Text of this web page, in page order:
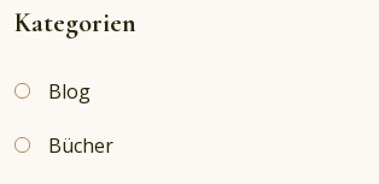
Kategorien
Blog
Bücher